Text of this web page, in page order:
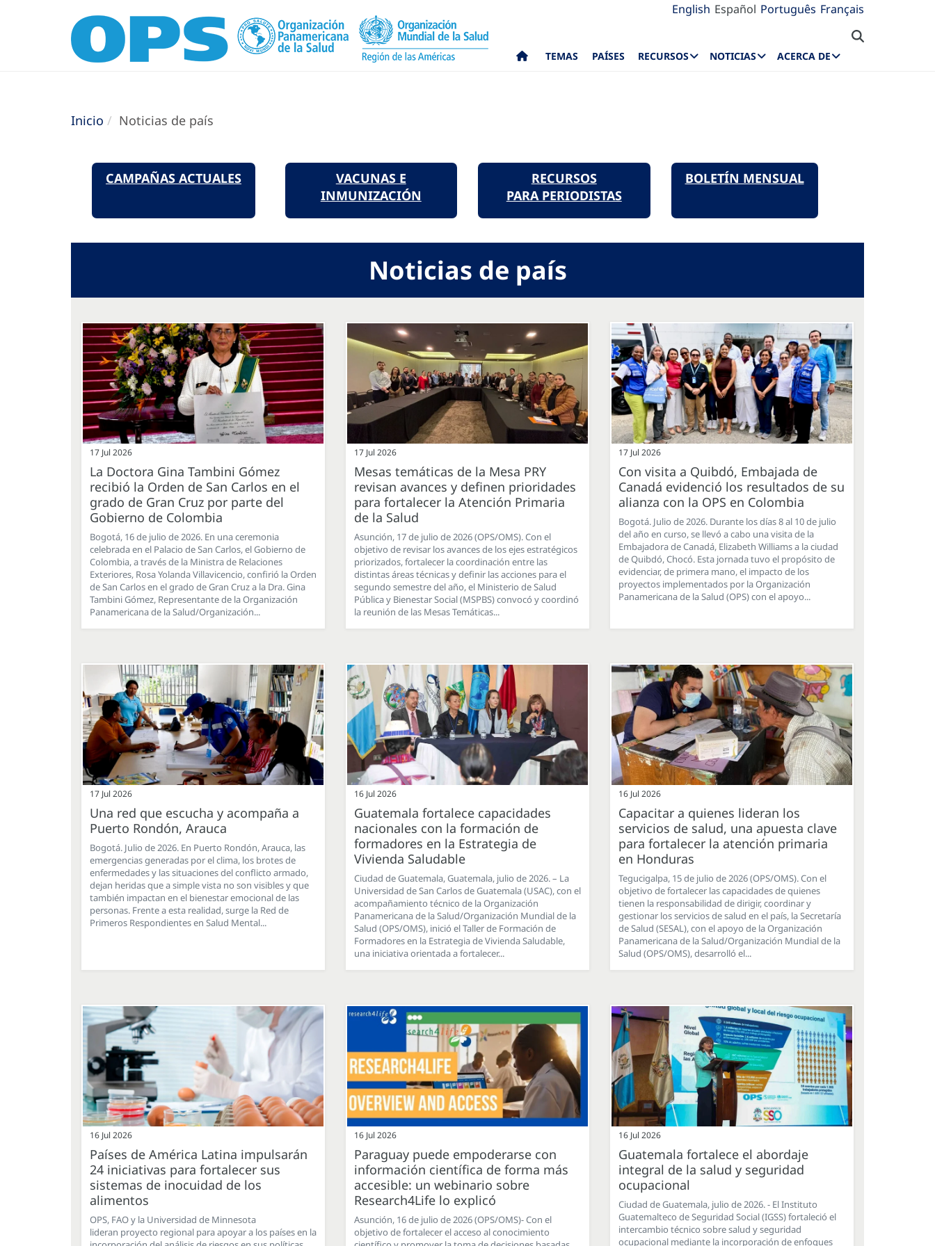
English Español Português Français
TEMAS PAÍSES RECURSOS NOTICIAS ACERCA DE
Inicio Noticias de país
CAMPAÑAS ACTUALES
VACUNAS E
INMUNIZACIÓN
RECURSOS
PARA PERIODISTAS
BOLETÍN MENSUAL
Noticias de país
17 Jul 2026
La Doctora Gina Tambini Gómez
recibió la Orden de San Carlos en el
grado de Gran Cruz por parte del
Gobierno de Colombia
Bogotá, 16 de julio de 2026. En una ceremonia
celebrada en el Palacio de San Carlos, el Gobierno de
Colombia, a través de la Ministra de Relaciones
Exteriores, Rosa Yolanda Villavicencio, confirió la Orden
de San Carlos en el grado de Gran Cruz a la Dra. Gina
Tambini Gómez, Representante de la Organización
Panamericana de la Salud/Organización...
17 Jul 2026
Mesas temáticas de la Mesa PRY
revisan avances y definen prioridades
para fortalecer la Atención Primaria
de la Salud
Asunción, 17 de julio de 2026 (OPS/OMS). Con el
objetivo de revisar los avances de los ejes estratégicos
priorizados, fortalecer la coordinación entre las
distintas áreas técnicas y definir las acciones para el
segundo semestre del año, el Ministerio de Salud
Pública y Bienestar Social (MSPBS) convocó y coordinó
la reunión de las Mesas Temáticas...
17 Jul 2026
Con visita a Quibdó, Embajada de
Canadá evidenció los resultados de su
alianza con la OPS en Colombia
Bogotá. Julio de 2026. Durante los días 8 al 10 de julio
del año en curso, se llevó a cabo una visita de la
Embajadora de Canadá, Elizabeth Williams a la ciudad
de Quibdó, Chocó. Esta jornada tuvo el propósito de
evidenciar, de primera mano, el impacto de los
proyectos implementados por la Organización
Panamericana de la Salud (OPS) con el apoyo...
17 Jul 2026
Una red que escucha y acompaña a
Puerto Rondón, Arauca
Bogotá. Julio de 2026. En Puerto Rondón, Arauca, las
emergencias generadas por el clima, los brotes de
enfermedades y las situaciones del conflicto armado,
dejan heridas que a simple vista no son visibles y que
también impactan en el bienestar emocional de las
personas. Frente a esta realidad, surge la Red de
Primeros Respondientes en Salud Mental...
16 Jul 2026
Guatemala fortalece capacidades
nacionales con la formación de
formadores en la Estrategia de
Vivienda Saludable
Ciudad de Guatemala, Guatemala, julio de 2026. – La
Universidad de San Carlos de Guatemala (USAC), con el
acompañamiento técnico de la Organización
Panamericana de la Salud/Organización Mundial de la
Salud (OPS/OMS), inició el Taller de Formación de
Formadores en la Estrategia de Vivienda Saludable,
una iniciativa orientada a fortalecer...
16 Jul 2026
Capacitar a quienes lideran los
servicios de salud, una apuesta clave
para fortalecer la atención primaria
en Honduras
Tegucigalpa, 15 de julio de 2026 (OPS/OMS). Con el
objetivo de fortalecer las capacidades de quienes
tienen la responsabilidad de dirigir, coordinar y
gestionar los servicios de salud en el país, la Secretaría
de Salud (SESAL), con el apoyo de la Organización
Panamericana de la Salud/Organización Mundial de la
Salud (OPS/OMS), desarrolló el...
16 Jul 2026
Países de América Latina impulsarán
24 iniciativas para fortalecer sus
sistemas de inocuidad de los
alimentos
OPS, FAO y la Universidad de Minnesota
lideran proyecto regional para apoyar a los países en la
16 Jul 2026
Paraguay puede empoderarse con
información científica de forma más
accesible: un webinario sobre
Research4Life lo explicó
Asunción, 16 de julio de 2026 (OPS/OMS)- Con el
objetivo de fortalecer el acceso al conocimiento
16 Jul 2026
Guatemala fortalece el abordaje
integral de la salud y seguridad
ocupacional
Ciudad de Guatemala, julio de 2026. - El Instituto
Guatemalteco de Seguridad Social (IGSS) fortaleció el
intercambio técnico sobre salud y seguridad
ocupacional mediante la incorporación de enfoques